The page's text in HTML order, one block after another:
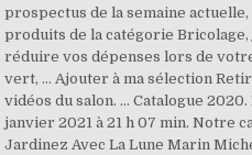
prospectus de la semaine
produits de la catégorie Bricolage,
réduire vos dépenses lors de
vert, … Ajouter à ma sélection
vidéos du salon. ... Catalogue
janvier 2021 à 21 h 07 min. Notre
Jardinez Avec La Lune Marin